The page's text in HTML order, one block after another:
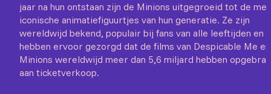
jaar na hun ontstaan zijn de Minions uitgegroeid tot de
iconische animatiefiguurtjes van hun generatie. Ze zijn
wereldwijd bekend, populair bij fans van alle leeftijden en
hebben ervoor gezorgd dat de films van Despicable Me en
Minions wereldwijd meer dan 5,6 miljard hebben
aan ticketverkoop.